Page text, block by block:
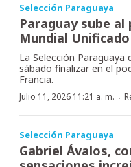
Selección Paraguaya
Paraguay sube al
Mundial Unificado
La Selección
sábado finalizar en el
Francia.
Julio 11, 2026 11:21 a. m. ·
Selección Paraguaya
Gabriel Ávalos,